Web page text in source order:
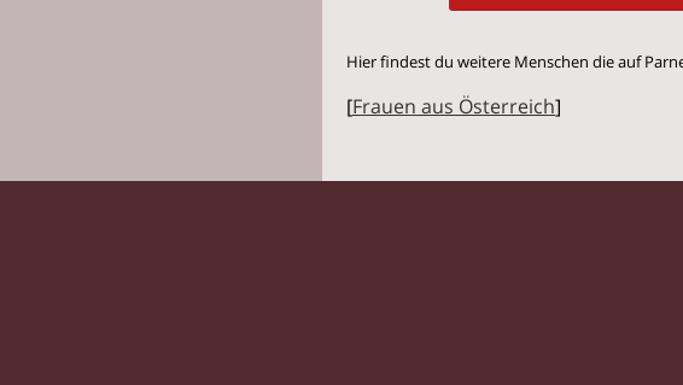
Hier findest du weitere Menschen die auf
[Frauen aus Österreich]